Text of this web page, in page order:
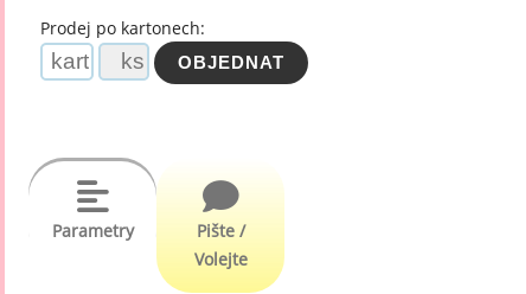
Prodej po kartonech:
Parametry
Pište /
Volejte